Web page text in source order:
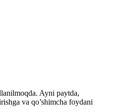
Ayni paytda,
va qo’shimcha foydani